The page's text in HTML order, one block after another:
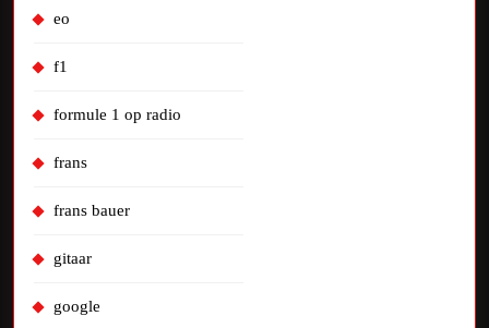
eo
f1
formule 1 op radio
frans
frans bauer
gitaar
google